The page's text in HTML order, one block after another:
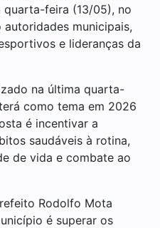
quarta-feira (13/05), no
autoridades municipais,
e lideranças da
na última quarta-
como tema em 2026
é incentivar a
saudáveis à rotina,
de vida e combate ao
Rodolfo Mota
é superar os